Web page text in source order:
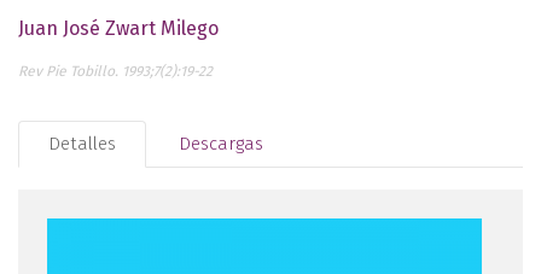
Juan José Zwart Milego
Rev Pie Tobillo. 1993;7(2):19-22
Detalles Descargas